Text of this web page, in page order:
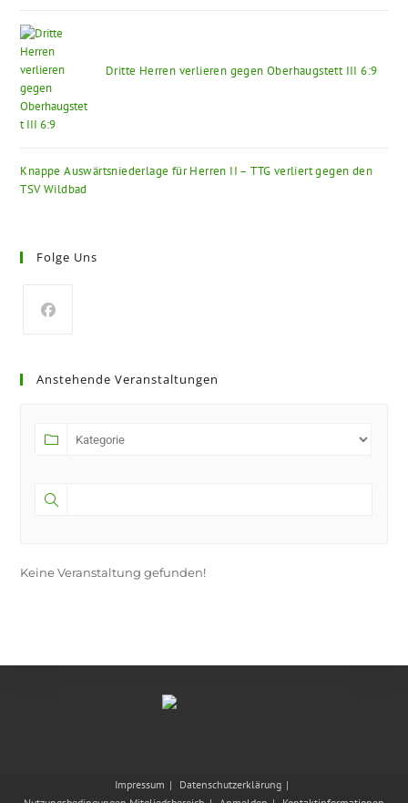
Dritte Herren verlieren gegen Oberhaugstett III 6:9
Knappe Auswärtsniederlage für Herren II – TTG verliert gegen den
TSV Wildbad
Folge Uns
Anstehende Veranstaltungen
Keine Veranstaltung gefunden!
Impressum
Datenschutzerklärung